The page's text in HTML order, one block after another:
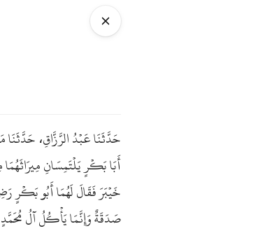
حَدَّثَنَا عَبْدُ الرَّزَّاقِ،
أَبَا بَكْرٍ يَلْتَمِسَانِ
خَيْبَرَ فَقَالَ لَهُمَا أَبُو بَكْرٍ
صَدَقَةٌ وَإِنَّمَا يَأْكُلُ آلُ مُحَمَّدٍ